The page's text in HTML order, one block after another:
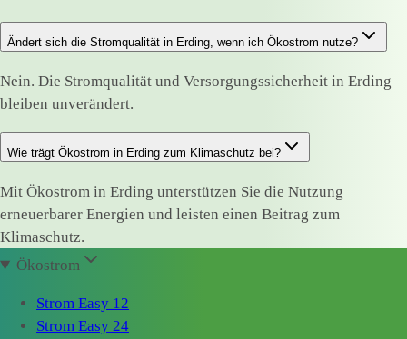
Ändert sich die Stromqualität in Erding, wenn ich Ökostrom nutze?
Nein. Die Stromqualität und Versorgungssicherheit in Erding
bleiben unverändert.
Wie trägt Ökostrom in Erding zum Klimaschutz bei?
Mit Ökostrom in Erding unterstützen Sie die Nutzung
erneuerbarer Energien und leisten einen Beitrag zum
Klimaschutz.
Ökostrom
Strom Easy 12
Strom Easy 24